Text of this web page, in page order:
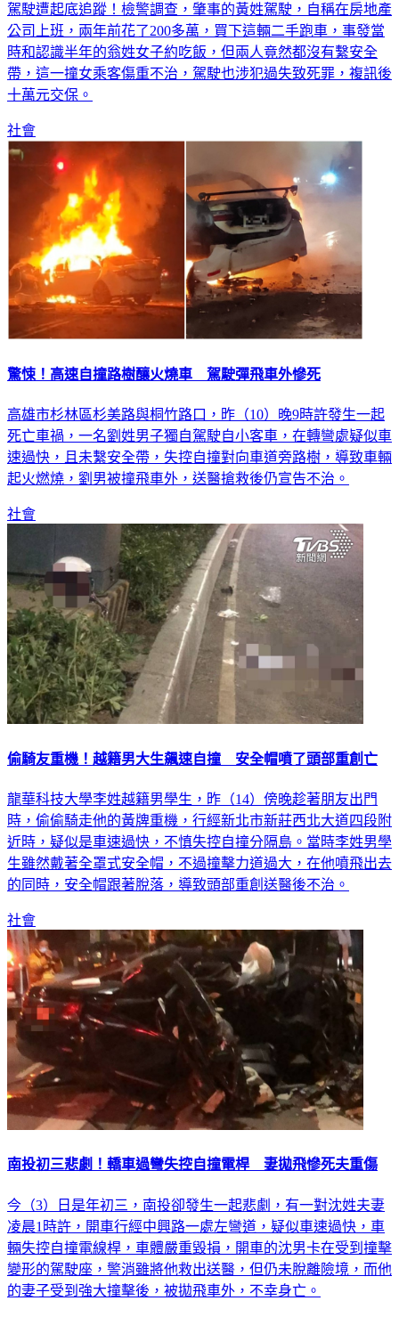
駕駛遭起底追蹤！檢警調查，肇事的黃姓駕駛，自稱在房地產
公司上班，兩年前花了200多萬，買下這輛二手跑車，事發當
時和認識半年的翁姓女子約吃飯，但兩人竟然都沒有繫安全
帶，這一撞女乘客傷重不治，駕駛也涉犯過失致死罪，複訊後
十萬元交保。
社會
驚悚！高速自撞路樹釀火燒車 駕駛彈飛車外慘死
高雄市杉林區杉美路與桐竹路口，昨（10）晚9時許發生一起
死亡車禍，一名劉姓男子獨自駕駛自小客車，在轉彎處疑似車
速過快，且未繫安全帶，失控自撞對向車道旁路樹，導致車輛
起火燃燒，劉男被撞飛車外，送醫搶救後仍宣告不治。
社會
偷騎友重機！越籍男大生飆速自撞 安全帽噴了頭部重創亡
龍華科技大學李姓越籍男學生，昨（14）傍晚趁著朋友出門
時，偷偷騎走他的黃牌重機，行經新北市新莊西北大道四段附
近時，疑似是車速過快，不慎失控自撞分隔島。當時李姓男學
生雖然戴著全罩式安全帽，不過撞擊力道過大，在他噴飛出去
的同時，安全帽跟著脫落，導致頭部重創送醫後不治。
社會
南投初三悲劇！轎車過彎失控自撞電桿 妻拋飛慘死夫重傷
今（3）日是年初三，南投卻發生一起悲劇，有一對沈姓夫妻
凌晨1時許，開車行經中興路一處左彎道，疑似車速過快，車
輛失控自撞電線桿，車體嚴重毀損，開車的沈男卡在受到撞擊
變形的駕駛座，警消雖將他救出送醫，但仍未脫離險境，而他
的妻子受到強大撞擊後，被拋飛車外，不幸身亡。